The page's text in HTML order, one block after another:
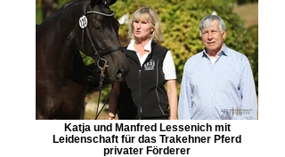
Katja und Manfred Lessenich mit
Leidenschaft für das Trakehner Pferd
privater Förderer